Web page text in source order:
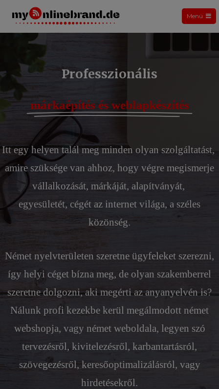
My Online Brand
Menü
Professzionális
márkaépítés és weblapkészítés
Itt egy helyen talál meg minden olyan szolgáltatást,
amire szüksége van ahhoz, hogy végre megismerje
vállalkozását, márkáját, alapítványát,
egyesületét, cégét az internet világa, a széles
közönség.
Német nyelvterületen szeretne ügyfeleket szerezni,
így helyi céget bízna meg, de olyan szakemberrel
szeretne dolgozni, aki megérti az anyanyelvén is?
Nálunk profi kezekbe kerül megálmodott német
webshopja, vagy német weboldala, legyen szó
tervezésről, kivitelezésről, karbantartásról,
szövegezésről, keresőoptimalizálásról, vagy
hirdetésekről.